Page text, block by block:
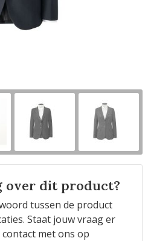
over dit product?
tussen de product
Staat jouw vraag er
met ons op